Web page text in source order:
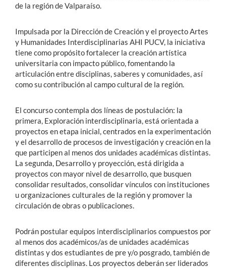
de la región de Valparaíso.
Impulsada por la Dirección de Creación y el proyecto Artes
y Humanidades Interdisciplinarias AHI PUCV, la iniciativa
tiene como propósito fortalecer la creación artística
universitaria con impacto público, fomentando la
articulación entre disciplinas, saberes y comunidades, así
como su contribución al campo cultural de la región.
El concurso contempla dos líneas de postulación: la
primera, Exploración interdisciplinaria, está orientada a
proyectos en etapa inicial, centrados en la experimentación
y el desarrollo de procesos de investigación y creación en la
que participen al menos dos unidades académicas distintas.
La segunda, Desarrollo y proyección, está dirigida a
proyectos con mayor nivel de desarrollo, que busquen
consolidar resultados, consolidar vínculos con instituciones
u organizaciones culturales de la región y promover la
circulación de obras o publicaciones.
Podrán postular equipos interdisciplinarios compuestos por
al menos dos académicos/as de unidades académicas
distintas y dos estudiantes de pre y/o posgrado, también de
diferentes disciplinas. Los proyectos deberán ser liderados